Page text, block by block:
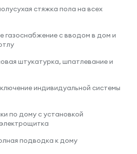
стяжка пола на всех
газоснабжение с вводом в дом и
штукатурка, шпатлевание и
индивидуальной системы
по дому с установкой
подводка к дому